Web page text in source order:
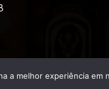
Empório Milão 2026
a melhor experiência